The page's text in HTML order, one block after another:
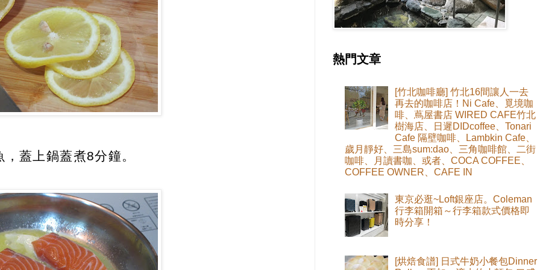
蓋上鍋蓋煮8分鐘。
熱門文章
[竹北咖啡廳] 竹北16間讓人一去
再去的咖啡店！Ni Cafe、覓境咖
啡、蔦屋書店 WIRED CAFE竹北
樹海店、日遲DIDcoffee、Tonari
Cafe 隔壁咖啡、Lambkin Cafe、
歲月靜好、三島sum:dao、三角咖啡館、二街
咖啡、月讀書咖、或者、COCA COFFEE、
COFFEE OWNER、CAFE IN
東京必逛~Loft銀座店。Coleman
行李箱開箱～行李箱款式價格即
時分享！
[烘焙食譜] 日式牛奶小餐包Dinner